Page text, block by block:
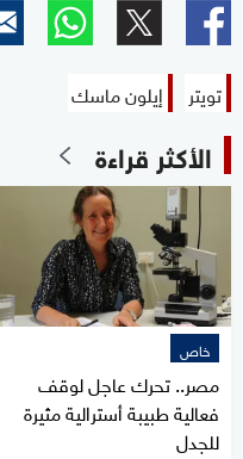
تويتر إيلون ماسك
الأكثر قراءة
خاص
مصر.. تحرك عاجل لوقف
فعالية طبيبة أسترالية مثيرة
للجدل